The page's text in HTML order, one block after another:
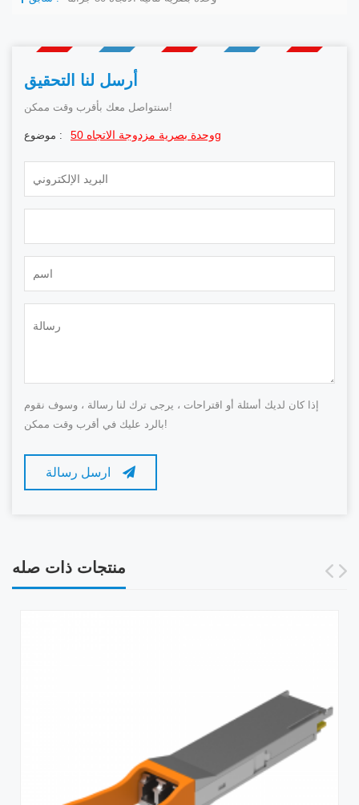
أرسل لنا التحقيق
سنتواصل معك بأقرب وقت ممكن!
موضوع : وحدة بصرية مزدوجة الاتجاه 50g
إذا كان لديك أسئلة أو اقتراحات ، يرجى ترك لنا رسالة ، وسوف نقوم
بالرد عليك في أقرب وقت ممكن!
ارسل رسالة
منتجات ذات صله